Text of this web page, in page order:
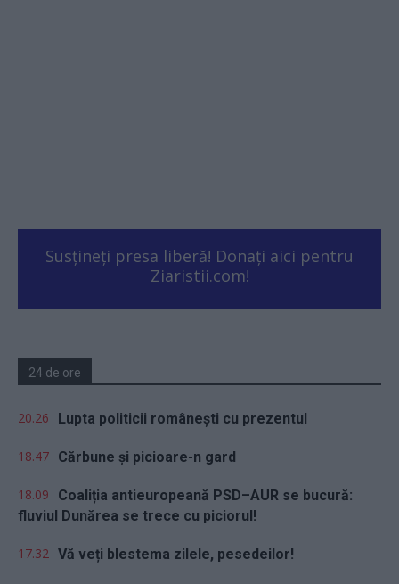
Susțineți presa liberă! Donați aici pentru
Ziaristii.com!
24 de ore
20.26 Lupta politicii românești cu prezentul
18.47 Cărbune și picioare-n gard
18.09
Coaliția antieuropeană PSD–AUR se bucură:
fluviul Dunărea se trece cu piciorul!
17.32 Vă veți blestema zilele, pesedeilor!